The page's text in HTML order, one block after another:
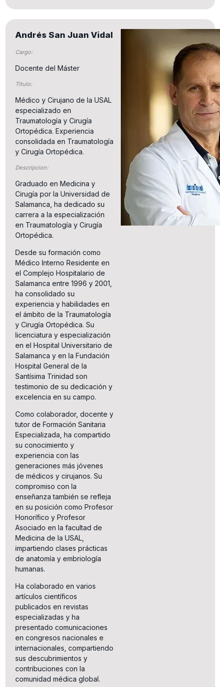
Andrés San Juan Vidal
Cargo:
Docente del Máster
Titulo:
Médico y Cirujano de la USAL
especializado en
Traumatología y Cirugía
Ortopédica. Experiencia
consolidada en Traumatología
y Cirugía Ortopédica.
Descripcion:
Graduado en Medicina y
Cirugía por la Universidad de
Salamanca, ha dedicado su
carrera a la especialización
en Traumatología y Cirugía
Ortopédica.
Desde su formación como
Médico Interno Residente en
el Complejo Hospitalario de
Salamanca entre 1996 y 2001,
ha consolidado su
experiencia y habilidades en
el ámbito de la Traumatología
y Cirugía Ortopédica. Su
licenciatura y especialización
en el Hospital Universitario de
Salamanca y en la Fundación
Hospital General de la
Santísima Trinidad son
testimonio de su dedicación y
excelencia en su campo.
Como colaborador, docente y
tutor de Formación Sanitaria
Especializada, ha compartido
su conocimiento y
experiencia con las
generaciones más jóvenes
de médicos y cirujanos. Su
compromiso con la
enseñanza también se refleja
en su posición como Profesor
Honorífico y Profesor
Asociado en la facultad de
Medicina de la USAL,
impartiendo clases prácticas
de anatomía y embriología
humanas.
Ha colaborado en varios
artículos científicos
publicados en revistas
especializadas y ha
presentado comunicaciones
en congresos nacionales e
internacionales, compartiendo
sus descubrimientos y
contribuciones con la
comunidad médica global.